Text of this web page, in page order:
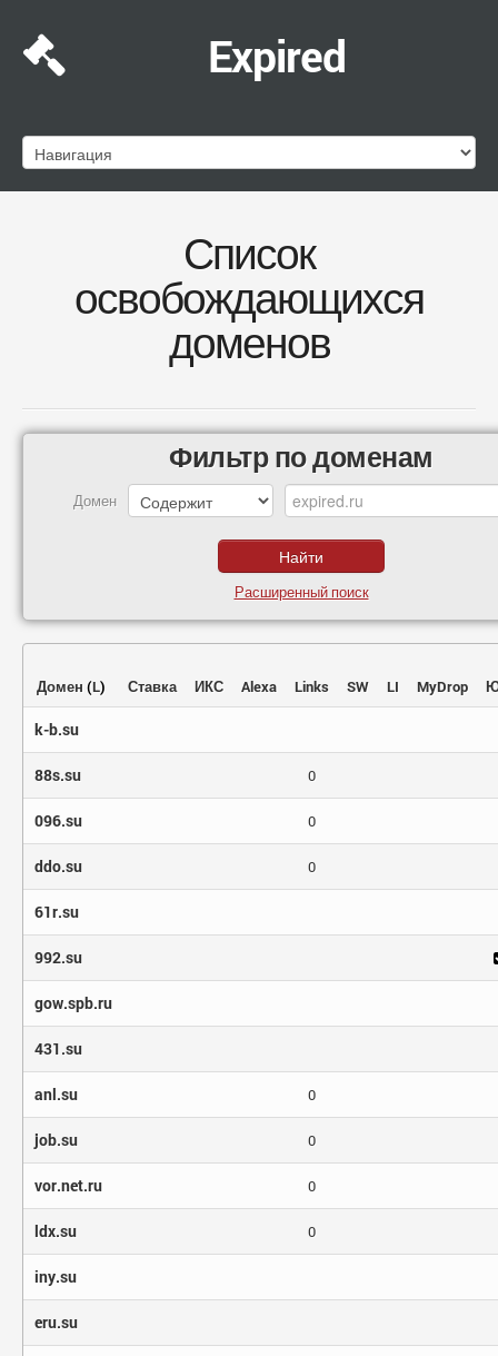
Expired
Список
освобождающихся
доменов
Фильтр по доменам
Домен
Расширенный поиск
Домен (L) Ставка ИКС Alexa Links SW LI MyDrop
k-b.su
88s.su 0
096.su 0
ddo.su 0
61r.su
992.su
gow.spb.ru
431.su
anl.su 0
job.su 0
vor.net.ru 0
ldx.su 0
iny.su
eru.su